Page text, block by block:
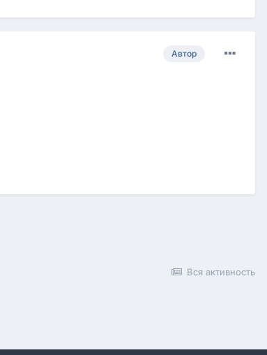
Автор
Вся активность